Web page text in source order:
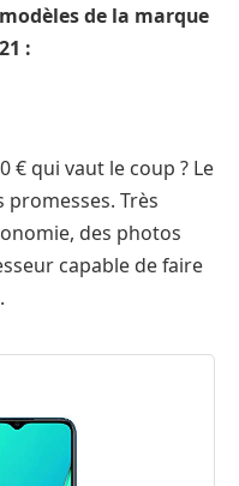
de la marque
:
€ qui vaut le coup ? Le
promesses. Très
des photos
capable de faire